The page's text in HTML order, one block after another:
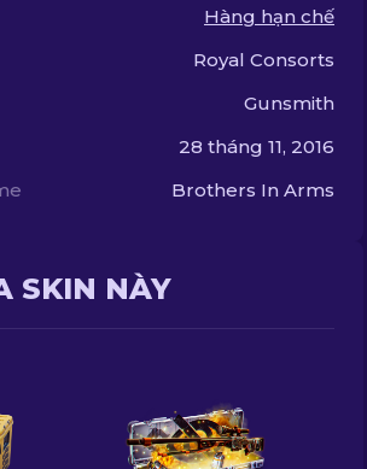
Hàng hạn chế
Royal Consorts
Gunsmith
28 tháng 11, 2016
Brothers In Arms
SKIN NÀY